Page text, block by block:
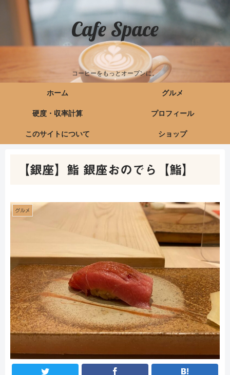
Cafe Space
コーヒーをもっとオープンに。
ホーム グルメ
硬度・収率計算 プロフィール
このサイトについて ショップ
【銀座】鮨 銀座おのでら【鮨】
グルメ